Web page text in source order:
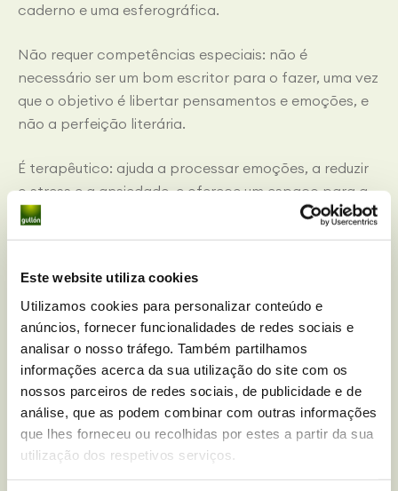
Este website utiliza cookies
Utilizamos cookies para personalizar conteúdo e
anúncios, fornecer funcionalidades de redes sociais e
analisar o nosso tráfego. Também partilhamos
informações acerca da sua utilização do site com os
nossos parceiros de redes sociais, de publicidade e de
análise, que as podem combinar com outras informações
que lhes forneceu ou recolhidas por estes a partir da sua
utilização dos respetivos serviços.
caderno e uma esferográfica.
Não requer competências especiais: não é
necessário ser um bom escritor para o fazer, uma vez
que o objetivo é libertar pensamentos e emoções, e
não a perfeição literária.
É terapêutico: ajuda a processar emoções, a reduzir
o stress e a ansiedade, e oferece um espaço para a
reflexão e a resolução de problemas.
procura de conquistas pessoais.
Mantém a privacidade: geralmente é uma prática
pessoal que não requer a partilha da escrita com
outras pessoas, o que permite uma maior
honestidade no processo.
Conselhos práticos para começar a praticar
journaling